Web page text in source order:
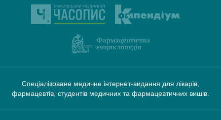
Спеціалізоване медичне інтернет-видання для лікарів,
фармацевтів, студентів медичних та фармацевтичних вишів.